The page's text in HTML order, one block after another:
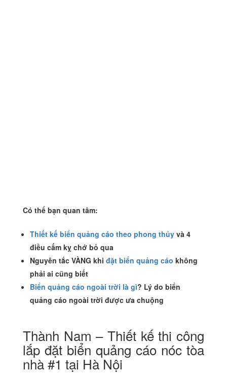
Có thể bạn quan tâm:
Thiết kế biển quảng cáo theo phong thủyvà 4
điều cấm kỵ chớ bỏ qua
Nguyên tắc VÀNG khi đặt biển quảng cáo không
phải ai cũng biết
Biển quảng cáo ngoài trời là gì? Lý do biển
quảng cáo ngoài trời được ưa chuộng
Thành Nam – Thiết kế thi công
lắp đặt biển quảng cáo nóc tòa
nhà #1 tại Hà Nội